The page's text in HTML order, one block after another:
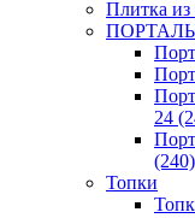
Плитка из
24
(240)
Топки